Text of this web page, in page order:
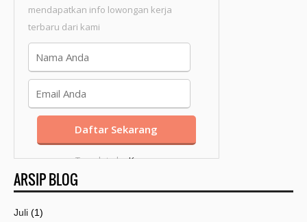
mendapatkan info lowongan kerja
terbaru dari kami
Template byKang
Mousir
ARSIP BLOG
Juli (1)